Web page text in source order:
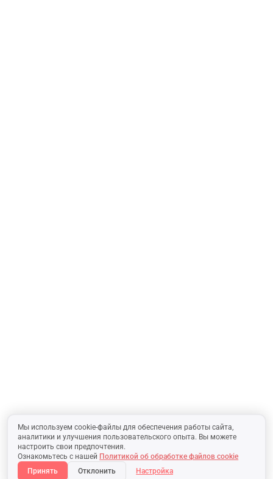
Мы используем cookie-файлы для обеспечения работы сайта,
аналитики и улучшения пользовательского опыта. Вы можете
настроить свои предпочтения.
Ознакомьтесь с нашей Политикой об обработке файлов cookie
Принять
Отклонить Настройка